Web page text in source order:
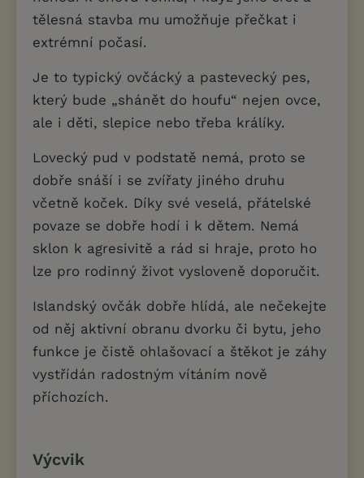
tělesná stavba mu umožňuje přečkat i
extrémní počasí.
Je to typický ovčácký a pastevecký pes,
který bude „shánět do houfu“ nejen ovce,
ale i děti, slepice nebo třeba králíky.
Lovecký pud v podstatě nemá, proto se
dobře snáší i se zvířaty jiného druhu
včetně koček. Díky své veselá, přátelské
povaze se dobře hodí i k dětem. Nemá
sklon k agresivitě a rád si hraje, proto ho
lze pro rodinný život vysloveně doporučit.
Islandský ovčák dobře hlídá, ale nečekejte
od něj aktivní obranu dvorku či bytu, jeho
funkce je čistě ohlašovací a štěkot je záhy
vystřídán radostným vítáním nově
příchozích.
Výcvik